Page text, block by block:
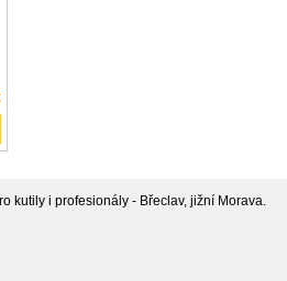
kutily i profesionály - Břeclav, jižní Morava.